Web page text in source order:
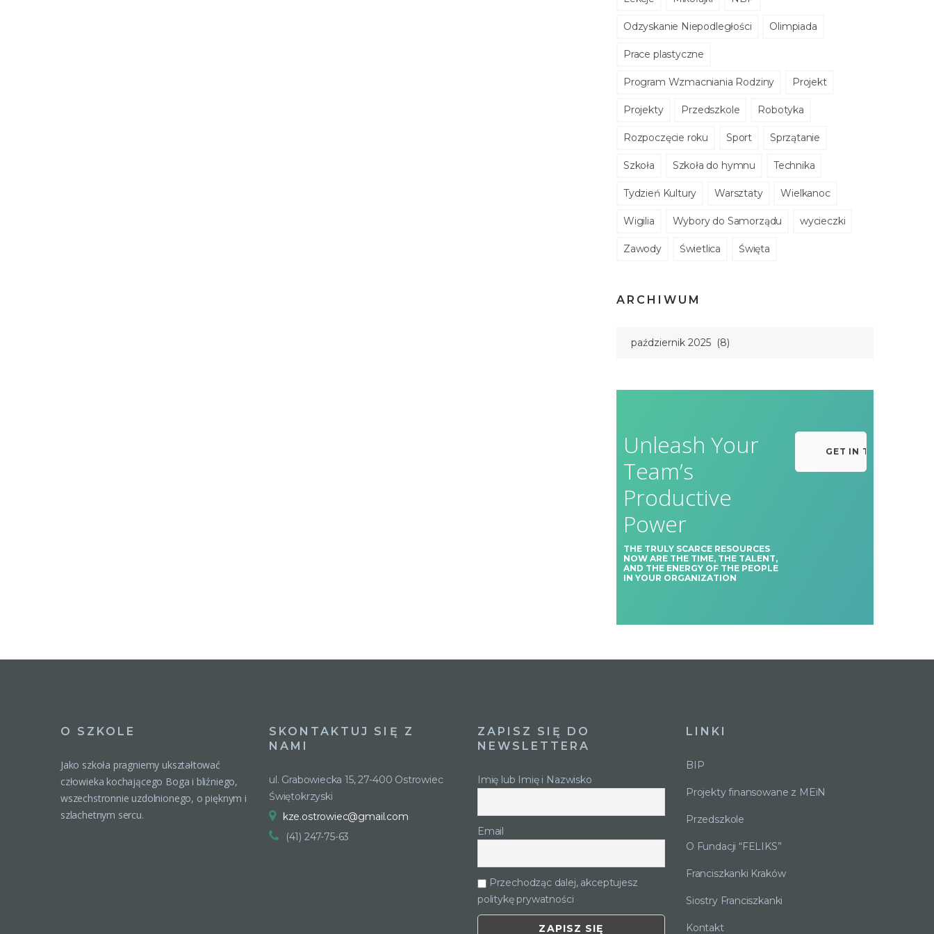
Odzyskanie Niepodległości Olimpiada
Prace plastyczne
Program Wzmacniania Rodziny Projekt
Projekty Przedszkole Robotyka
Rozpoczęcie roku Sport Sprzątanie
Szkoła Szkoła do hymnu Technika
Tydzień Kultury Warsztaty Wielkanoc
Wigilia Wybory do Samorządu wycieczki
Zawody Świetlica Święta
ARCHIWUM
Unleash Your
Team’s
Productive
Power
THE TRULY SCARCE RESOURCES
NOW ARE THE TIME, THE TALENT,
AND THE ENERGY OF THE PEOPLE
IN YOUR ORGANIZATION
GET IN TOUCH
O SZKOLE
Jako szkoła pragniemy ukształtować
człowieka kochającego Boga i bliźniego,
wszechstronnie uzdolnionego, o pięknym i
szlachetnym sercu.
SKONTAKTUJ SIĘ Z
NAMI
ul. Grabowiecka 15, 27-400 Ostrowiec
Świętokrzyski
kze.ostrowiec@gmail.com
(41) 247-75-63
ZAPISZ SIĘ DO
NEWSLETTERA
Imię lub Imię i Nazwisko
Email
Przechodząc dalej, akceptujesz
politykę prywatności
LINKI
BIP
Projekty finansowane z MEiN
Przedszkole
O Fundacji “FELIKS”
Franciszkanki Kraków
Siostry Franciszkanki
Kontakt